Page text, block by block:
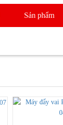
Sản phẩm